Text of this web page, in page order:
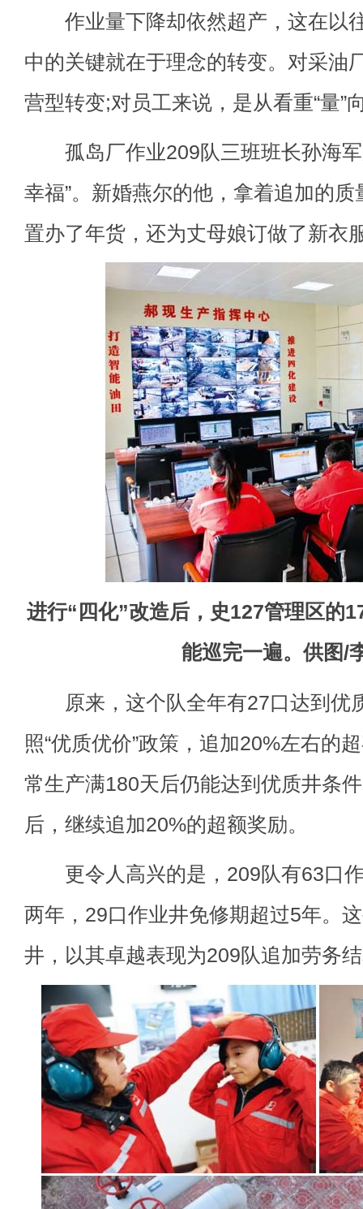
作业量下降却依然超产，这在以
中的关键就在于理念的转变。对采油
营型转变;对员工来说，是从看重“量”
孤岛厂作业209队三班班长孙海军
幸福”。新婚燕尔的他，拿着追加的
置办了年货，还为丈母娘订做了新衣
进行“四化”改造后，史127管理区的
能巡完一遍。供图/
原来，这个队全年有27口达到优
照“优质优价”政策，追加20%左右的
常生产满180天后仍能达到优质井条
后，继续追加20%的超额奖励。
更令人高兴的是，209队有63口作
两年，29口作业井免修期超过5年。
井，以其卓越表现为209队追加劳务